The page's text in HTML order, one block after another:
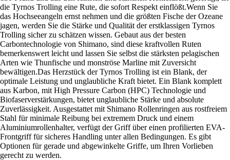
die Tyrnos Trolling eine Rute, die sofort Respekt einflößt.Wenn Sie
das Hochseeangeln ernst nehmen und die größten Fische der Ozeane
jagen, werden Sie die Stärke und Qualität der erstklassigen Tyrnos
Trolling sicher zu schätzen wissen. Gebaut aus der besten
Carbontechnologie von Shimano, sind diese kraftvollen Ruten
bemerkenswert leicht und lassen Sie selbst die stärksten pelagischen
Arten wie Thunfische und monströse Marline mit Zuversicht
bewältigen.Das Herzstück der Tyrnos Trolling ist ein Blank, der
optimale Leistung und unglaubliche Kraft bietet. Ein Blank komplett
aus Karbon, mit High Pressure Carbon (HPC) Technologie und
Biofaserverstärkungen, bietet unglaubliche Stärke und absolute
Zuverlässigkeit. Ausgestattet mit Shimano Rollenringen aus rostfreiem
Stahl für minimale Reibung bei extremem Druck und einem
Aluminiumrollenhalter, verfügt der Griff über einen profilierten EVA-
Frontgriff für sicheres Handling unter allen Bedingungen. Es gibt
Optionen für gerade und abgewinkelte Griffe, um Ihren Vorlieben
gerecht zu werden.